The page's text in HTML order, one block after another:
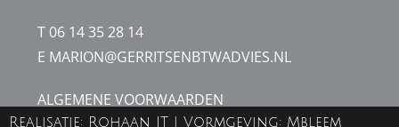
T 06 14 35 28 14
E MARION@GERRITSENBTWADVIES.NL
ALGEMENE VOORWAARDEN
Realisatie: Rohaan IT | Vormgeving: Mbleem